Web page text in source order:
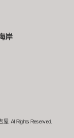
岸
. All Rights Reserved.